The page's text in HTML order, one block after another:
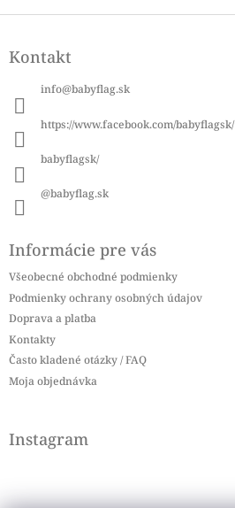
pKontakt
info@babyflag.sk
https://www.facebook.com/babyflagsk/
babyflagsk/
@babyflag.sk
Informácie pre vás
Všeobecné obchodné podmienky
Podmienky ochrany osobných údajov
Doprava a platba
Kontakty
Často kladené otázky / FAQ
Moja objednávka
Instagram